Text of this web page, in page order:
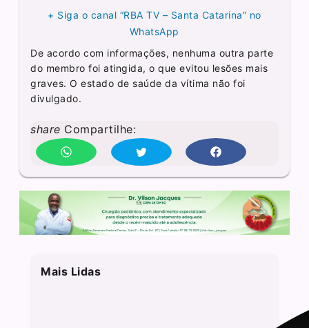
+ Siga o canal “RBA TV – Santa Catarina” no
WhatsApp
De acordo com informações, nenhuma outra parte
do membro foi atingida, o que evitou lesões mais
graves. O estado de saúde da vítima não foi
divulgado.
share Compartilhe:
Mais Lidas